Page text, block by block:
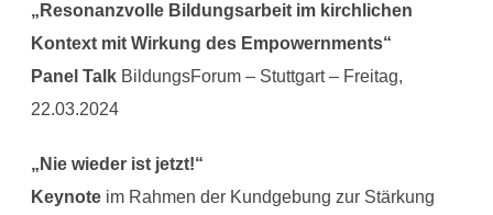
„Resonanzvolle Bildungsarbeit im kirchlichen
Kontext mit Wirkung des Empowernments“
Panel TalkBildungsForum – Stuttgart – Freitag,
22.03.2024
„Nie wieder ist jetzt!“
Keynoteim Rahmen der Kundgebung zur Stärkung